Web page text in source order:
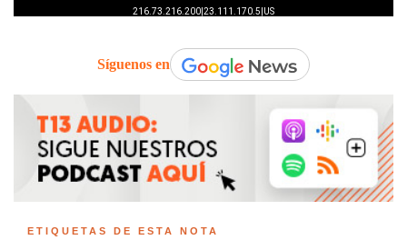
Síguenos en
ETIQUETAS DE ESTA NOTA